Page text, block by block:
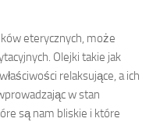
eterycznych, może
Olejki takie jak
relaksujące, a ich
w stan
są nam bliskie i które